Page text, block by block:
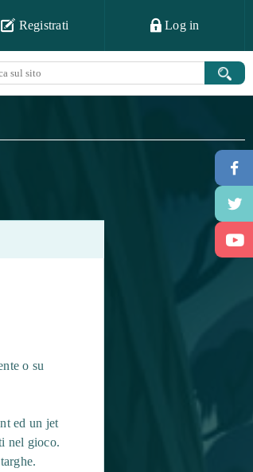
Registrati Log in
o su
ed un jet
nel gioco.